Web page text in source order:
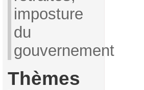
imposture
du
gouvernement
Thèmes